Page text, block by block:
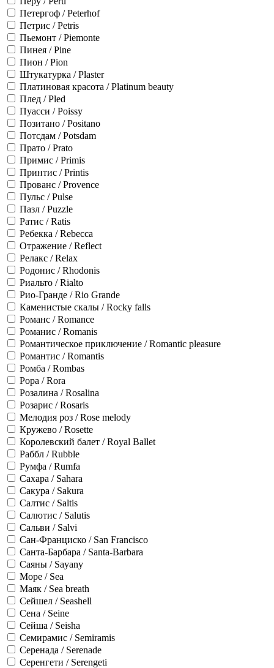
Петергоф / Peterhof
Петрис / Petris
Пьемонт / Piemonte
Пинея / Pine
Пион / Pion
Штукатурка / Plaster
Платиновая красота / Platinum beauty
Плед / Pled
Пуасси / Poissy
Позитано / Positano
Потсдам / Potsdam
Прато / Prato
Примис / Primis
Принтис / Printis
Прованс / Provence
Пульс / Pulse
Пазл / Puzzle
Ратис / Ratis
Ребекка / Rebecca
Отражение / Reflect
Релакс / Relax
Родонис / Rhodonis
Риальто / Rialto
Рио-Гранде / Rio Grande
Каменистые скалы / Rocky falls
Романс / Romance
Романис / Romanis
Романтическое приключение / Romantic pleasure
Романтис / Romantis
Ромба / Rombas
Рора / Rora
Розалина / Rosalina
Розарис / Rosaris
Мелодия роз / Rose melody
Кружево / Rosette
Королевский балет / Royal Ballet
Раббл / Rubble
Румфа / Rumfa
Сахара / Sahara
Сакура / Sakura
Салтис / Saltis
Салютис / Salutis
Сальви / Salvi
Сан-Франциско / San Francisco
Санта-Барбара / Santa-Barbara
Саяны / Sayany
Море / Sea
Маяк / Sea breath
Сейшел / Seashell
Сена / Seine
Сейша / Seisha
Семирамис / Semiramis
Серенада / Serenade
Серенгети / Serengeti